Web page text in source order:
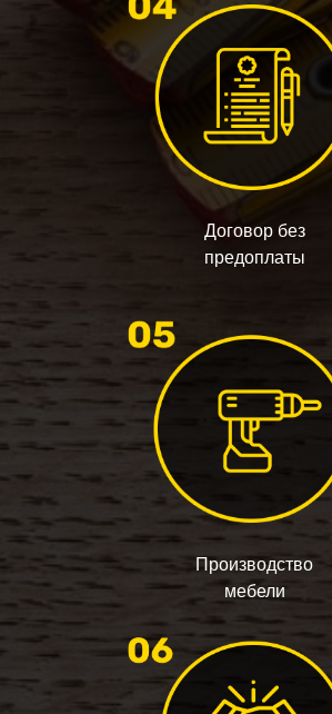
Договор без
предоплаты
Производство
мебели